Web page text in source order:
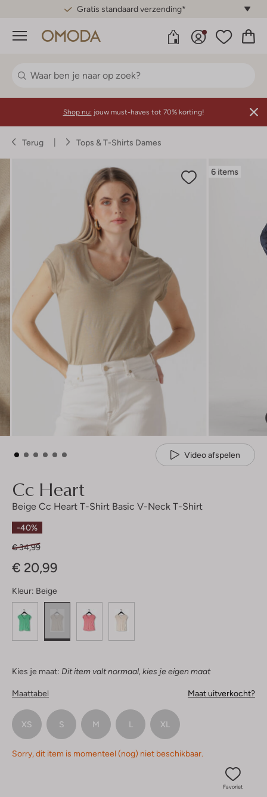
Gratis standaard verzending*
Menu
Shop nu: jouw must-haves tot 70% korting!
Terug Tops & T-Shirts Dames
6 items
Video afspelen
Cc Heart
Beige Cc Heart T-Shirt Basic V-Neck T-Shirt
-40%
€ 34,99
€ 20,99
Kleur: Beige
Kies je maat: Dit item valt normaal, kies je eigen maat
Maattabel Maat uitverkocht?
XS S M L XL
Sorry, dit item is momenteel (nog) niet beschikbaar.
Favoriet